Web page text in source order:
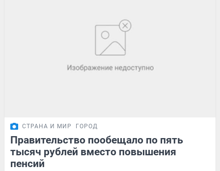
СТРАНА И МИР ГОРОД
Правительство пообещало по пять
тысяч рублей вместо повышения
пенсий